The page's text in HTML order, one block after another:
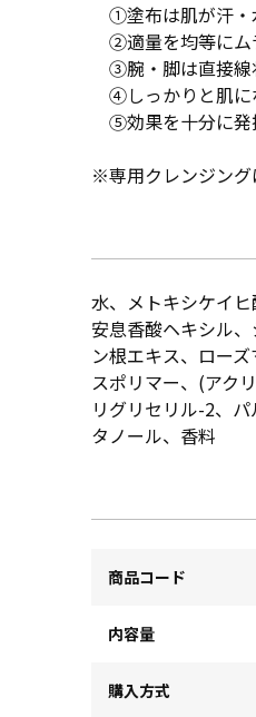
①塗布は肌が汗・
②適量を均等にム
③腕・脚は直接線
④しっかりと肌に
⑤効果を十分に発
※専用クレンジング
水、メトキシケイ
安息香酸ヘキシル
ン根エキス、ロー
スポリマー、(アク
リグリセリル-2、
タノール、香料
商品コード
内容量
購入方式